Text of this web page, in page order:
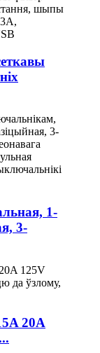
1-
3-
20A